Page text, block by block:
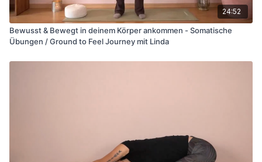
24:52
Bewusst & Bewegt in deinem Körper ankommen - Somatische
Übungen / Ground to Feel Journey mit Linda